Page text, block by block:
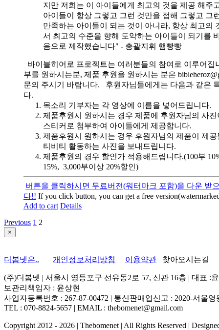
지만 저희는 이 아이들에게 최고의 것을 제공 해주
아이들이 항상 그렇고 그런 것만을 접해 그렇고 그
만족하는 아이들이 되는 것이 아니라, 항상 최고의
서 최고의 수준을 향해 도약하는 아이들이 되기를
음으로 제작했습니다" - 총괄지휘 햄빵빵
바이블히어로 프로젝트는 여러분들의 참여로 이루어집
부를 원하시는분, 제품 후원을 원하시는 분은
문의 주시기 바랍니다. 후원자님들에게는 다음과 같은
다.
목소리 기부자는 각 영상에 이름을 넣어드립니다.
제품후원시 원하시는 경우 제품에 후원자님의 사
스티커로 첨부하여 아이들에게 제공합니다.
제품후원시 원하시는 경우 후원자님의 제품이 제
티비티 활동하는 사진을 보내드립니다.
제품후원의 경우 할인가 적용해드립니다.(100부
15%, 3,000부이상 20%할인)
버튼을 클릭하시면 무료버전(워터마크 포함)을 다운 받
다!! If you click button, you can get a free
Add to cart Details
Previous 1 2
Close
product
×
더봄넷은.. 개인정보처리방침 이용약관 찾아오시는길
(주)더봄넷 | 서울시 영등포구 선유동2로 57, 신관 16층 | 대표 :
보관리책임자 : 윤상현
사업자등록번호 : 267-87-00472 | 통신판매업신고 : 2020-서울영
TEL : 070-8824-5657 | EMAIL : thebomenet@gmail.com
Copyright 2012 - 2026 | Thebomenet | All Rights Reserved |